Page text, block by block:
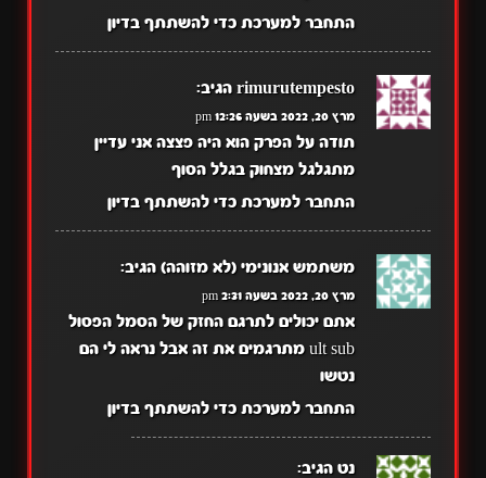
התחבר למערכת כדי להשתתף בדיון
rimurutempesto הגיב:
מרץ 20, 2022 בשעה 12:26 pm
תודה על הפרק הוא היה פצצה אני עדיין
מתגלגל מצחוק בגלל הסוף
התחבר למערכת כדי להשתתף בדיון
משתמש אנונימי (לא מזוהה) הגיב:
מרץ 20, 2022 בשעה 2:31 pm
אתם יכולים לתרגם החזק של הסמל הפסול
ult sub מתרגמים את זה אבל נראה לי הם
נטשו
התחבר למערכת כדי להשתתף בדיון
נט הגיב: